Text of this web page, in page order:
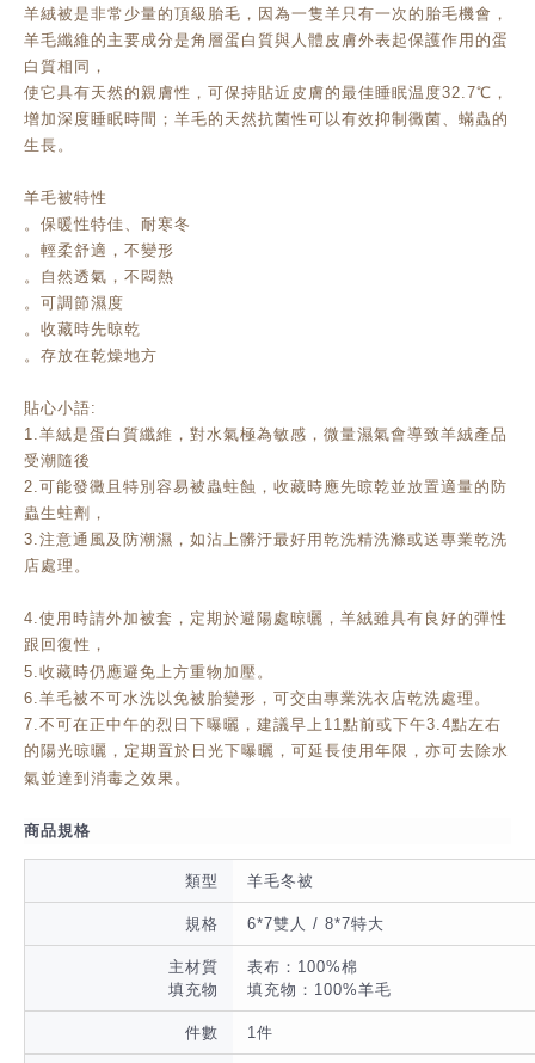
羊絨被是非常少量的頂級胎毛，因為一隻羊只有一次的胎毛機會，
羊毛纖維的主要成分是角層蛋白質與人體皮膚外表起保護作用的蛋
白質相同，
使它具有天然的親膚性，可保持貼近皮膚的最佳睡眠温度32.7℃，
增加深度睡眠時間； 羊毛的天然抗菌性可以有效抑制黴菌、蟎蟲的
生長。
羊毛被特性
。保暖性特佳、耐寒冬
。輕柔舒適，不變形
。自然透氣，不悶熱
。可調節濕度
。收藏時先晾乾
。存放在乾燥地方
貼心小語:
1.羊絨是蛋白質纖維，對水氣極為敏感，微量濕氣會導致羊絨產品
受潮隨後
2.可能發黴且特別容易被蟲蛀蝕，收藏時應先晾乾並放置適量的防
蟲生蛀劑，
3.注意通風及防潮濕，如沾上髒汙最好用乾洗精洗滌或送專業乾洗
店處理。
4.使用時請外加被套，定期於避陽處晾曬，羊絨雖具有良好的彈性
跟回復性，
5.收藏時仍應避免上方重物加壓。
6.羊毛被不可水洗以免被胎變形，可交由專業洗衣店乾洗處理。
7.不可在正中午的烈日下曝曬，建議早上11點前或下午3.4點左右
的陽光晾曬， 定期置於日光下曝曬，可延長使用年限，亦可去除水
氣並達到消毒之效果。
商品規格
類型 羊毛冬被
規格 6*7雙人 / 8*7特大
主材質
填充物
表布：100%棉
填充物：100%羊毛
件數 1件